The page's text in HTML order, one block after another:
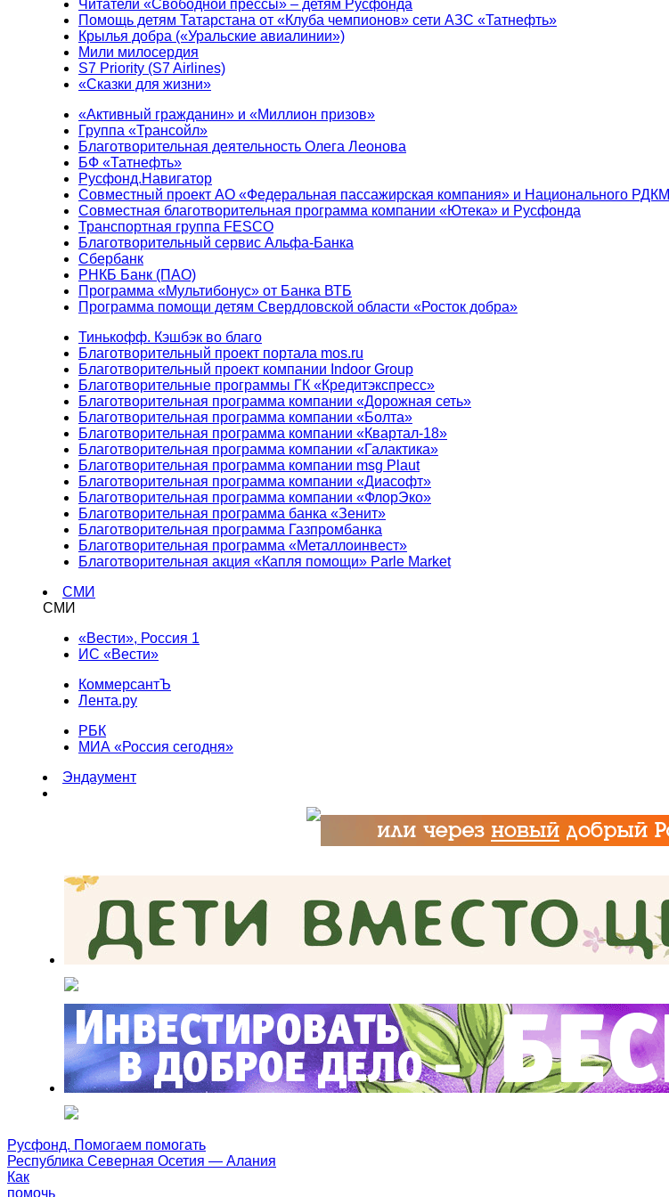
Читатели «Свободной прессы» – детям Русфонда
Помощь детям Татарстана от «Клуба чемпионов» сети АЗС «Татнефть»
Крылья добра («Уральские авиалинии»)
Мили милосердия
S7 Priority (S7 Airlines)
«Сказки для жизни»
«Активный гражданин» и «Миллион призов»
Группа «Трансойл»
Благотворительная деятельность Олега Леонова
БФ «Татнефть»
Русфонд.Навигатор
Совместный проект АО «Федеральная пассажирская компания» и Национального РДКМ
Совместная благотворительная программа компании «Ютека» и Русфонда
Транспортная группа FESCO
Благотворительный сервис Альфа-Банка
Сбербанк
РНКБ Банк (ПАО)
Программа «Мультибонус» от Банка ВТБ
Программа помощи детям Свердловской области «Росток добра»
Тинькофф. Кэшбэк во благо
Благотворительный проект портала mos.ru
Благотворительный проект компании Indoor Group
Благотворительные программы ГК «Кредитэкспресс»
Благотворительная программа компании «Дорожная сеть»
Благотворительная программа компании «Болта»
Благотворительная программа компании «Квартал-18»
Благотворительная программа компании «Галактика»
Благотворительная программа компании msg Plaut
Благотворительная программа компании «Диасофт»
Благотворительная программа компании «ФлорЭко»
Благотворительная программа банка «Зенит»
Благотворительная программа Газпромбанка
Благотворительная программа «Металлоинвест»
Благотворительная акция «Капля помощи» Parle Market
СМИ
СМИ
«Вести», Россия 1
ИС «Вести»
КоммерсантЪ
Лента.ру
РБК
МИА «Россия сегодня»
Эндаумент
Русфонд. Помогаем помогать
Республика Северная Осетия — Алания
Как
помочь